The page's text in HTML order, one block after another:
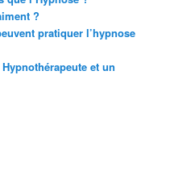
?
pratiquer l’hypnose
et un